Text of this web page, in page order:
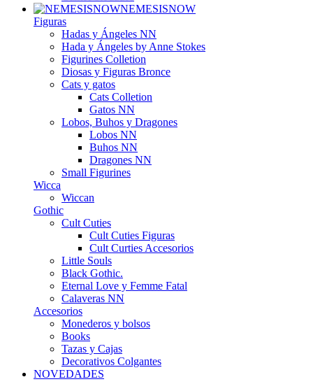
NEMESISNOW
Figuras
Hadas y Ángeles NN
Hada y Ángeles by Anne Stokes
Figurines Colletion
Diosas y Figuras Bronce
Cats y gatos
Cats Colletion
Gatos NN
Lobos, Buhos y Dragones
Lobos NN
Buhos NN
Dragones NN
Small Figurines
Wicca
Wiccan
Gothic
Cult Cuties
Cult Cuties Figuras
Cult Curties Accesorios
Little Souls
Black Gothic.
Eternal Love y Femme Fatal
Calaveras NN
Accesorios
Monederos y bolsos
Books
Tazas y Cajas
Decorativos Colgantes
NOVEDADES